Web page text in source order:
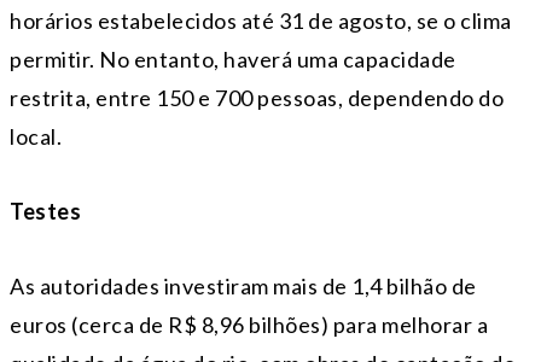
horários estabelecidos até 31 de agosto, se o clima
permitir. No entanto, haverá uma capacidade
restrita, entre 150 e 700 pessoas, dependendo do
local.
Testes
As autoridades investiram mais de 1,4 bilhão de
euros (cerca de R$ 8,96 bilhões) para melhorar a